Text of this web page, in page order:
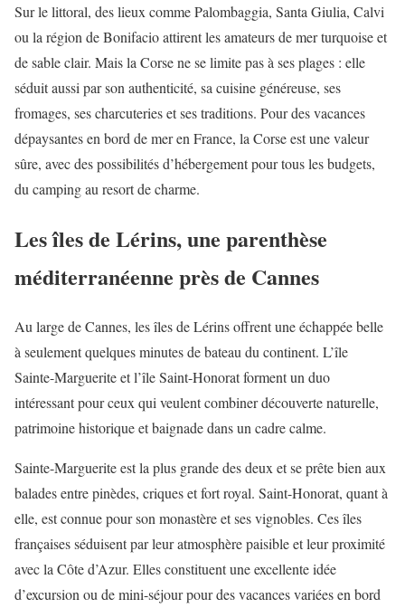
Sur le littoral, des lieux comme Palombaggia, Santa Giulia, Calvi
ou la région de Bonifacio attirent les amateurs de mer turquoise et
de sable clair. Mais la Corse ne se limite pas à ses plages : elle
séduit aussi par son authenticité, sa cuisine généreuse, ses
fromages, ses charcuteries et ses traditions. Pour des vacances
dépaysantes en bord de mer en France, la Corse est une valeur
sûre, avec des possibilités d’hébergement pour tous les budgets,
du camping au resort de charme.
Les îles de Lérins, une parenthèse
méditerranéenne près de Cannes
Au large de Cannes, les îles de Lérins offrent une échappée belle
à seulement quelques minutes de bateau du continent. L’île
Sainte-Marguerite et l’île Saint-Honorat forment un duo
intéressant pour ceux qui veulent combiner découverte naturelle,
patrimoine historique et baignade dans un cadre calme.
Sainte-Marguerite est la plus grande des deux et se prête bien aux
balades entre pinèdes, criques et fort royal. Saint-Honorat, quant à
elle, est connue pour son monastère et ses vignobles. Ces îles
françaises séduisent par leur atmosphère paisible et leur proximité
avec la Côte d’Azur. Elles constituent une excellente idée
d’excursion ou de mini-séjour pour des vacances variées en bord